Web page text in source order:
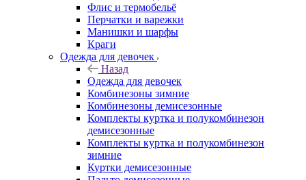
Флис и термобельё
Перчатки и варежки
Манишки и шарфы
Краги
Одежда для девочек
Назад
Одежда для девочек
Комбинезоны зимние
Комбинезоны демисезонные
Комплекты куртка и полукомбинезон
демисезонные
Комплекты куртка и полукомбинезон
зимние
Куртки демисезонные